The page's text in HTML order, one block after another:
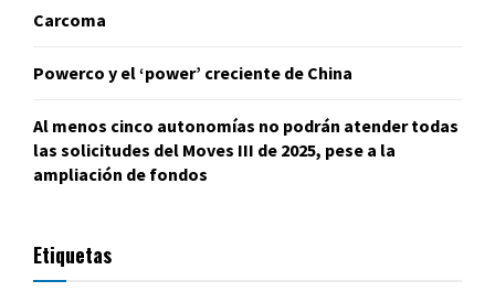
Carcoma
Powerco y el ‘power’ creciente de China
Al menos cinco autonomías no podrán atender todas
las solicitudes del Moves III de 2025, pese a la
ampliación de fondos
Etiquetas